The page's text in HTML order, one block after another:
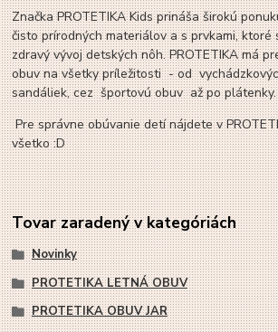
Značka PROTETIKA Kids prináša širokú
čisto prírodných materiálov a s prvkami, ktoré
zdravý vývoj detských nôh. PROTETIKA má
obuv na všetky príležitosti - od
sandáliek, cez športovú obuv až po plátenky.
Pre správne obúvanie detí nájdete v
všetko :D
Tovar zaradený v kategóriách
Novinky
PROTETIKA LETNÁ OBUV
PROTETIKA OBUV JAR